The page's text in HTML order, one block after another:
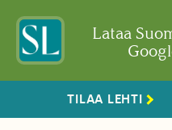
Lataa
TILAA LEHTI